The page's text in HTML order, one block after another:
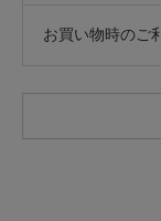
お買い物時のご